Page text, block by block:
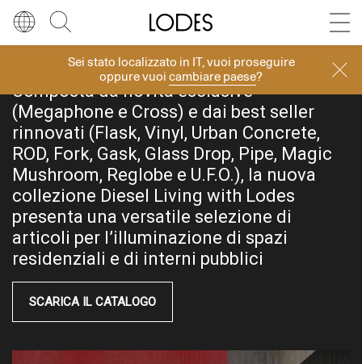
Sei stato localizzato in IT, vuoi proseguire
oppure vuoicambiare paese?
LinguaItaliano
Italiano
English
Français
Deutsch
Español
Русский
简体中文
RegioneEuropa
Europa
Nord America
Resto del mondo
Store locator Press room
Diesel Living with Lodes
DIESEL LIVING WITH LODES
Composta da novità esclusive
(Megaphone e Cross) e dai best seller
rinnovati (Flask, Vinyl, Urban Concrete,
ROD, Fork, Gask, Glass Drop, Pipe, Magic
Mushroom, Reglobe e U.F.O.), la nuova
collezione Diesel Living with Lodes
presenta una versatile selezione di
articoli per l’illuminazione di spazi
residenziali e di interni pubblici
SCARICA IL CATALOGO